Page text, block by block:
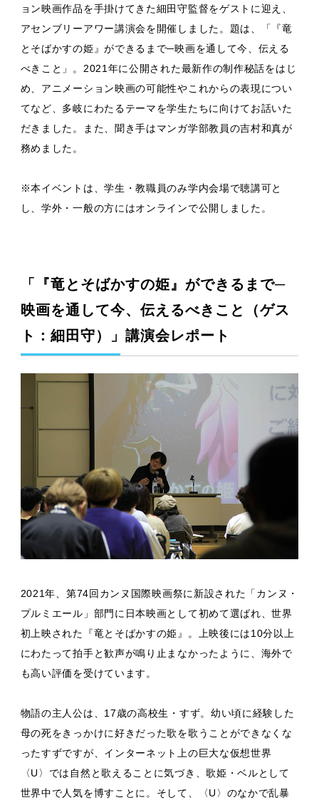
ョン映画作品を手掛けてきた細田守監督をゲストに迎え、
アセンブリーアワー講演会を開催しました。題は、「『竜
とそばかすの姫』ができるまで─映画を通して今、伝える
べきこと」。2021年に公開された最新作の制作秘話をはじ
め、アニメーション映画の可能性やこれからの表現につい
てなど、多岐にわたるテーマを学生たちに向けてお話いた
だきました。また、聞き手はマンガ学部教員の吉村和真が
務めました。
※本イベントは、学生・教職員のみ学内会場で聴講可と
し、学外・一般の方にはオンラインで公開しました。
「『竜とそばかすの姫』ができるまで─
映画を通して今、伝えるべきこと（ゲス
ト：細田守）」講演会レポート
2021年、第74回カンヌ国際映画祭に新設された「カンヌ・
プルミエール」部門に日本映画として初めて選ばれ、世界
初上映された『竜とそばかすの姫』。上映後には10分以上
にわたって拍手と歓声が鳴り止まなかったように、海外で
も高い評価を受けています。
物語の主人公は、17歳の高校生・すず。幼い頃に経験した
母の死をきっかけに好きだった歌を歌うことができなくな
ったすずですが、インターネット上の巨大な仮想世界
〈U〉では自然と歌えることに気づき、歌姫・ベルとして
世界中で人気を博すことに。そして、〈U〉のなかで乱暴